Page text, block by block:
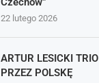
22 lutego 2026
ARTUR LESICKI
PRZEZ POLSKĘ